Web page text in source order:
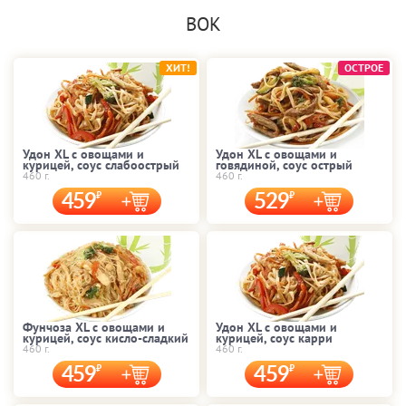
ВОК
Удон XL с овощами и
курицей, соус слабоострый
460 г.
459
ХИТ!
Удон XL с овощами и
говядиной, соус острый
460 г.
529
ОСТРОЕ
Фунчоза XL с овощами и
курицей, соус кисло-сладкий
460 г.
459
Удон XL с овощами и
курицей, соус карри
460 г.
459